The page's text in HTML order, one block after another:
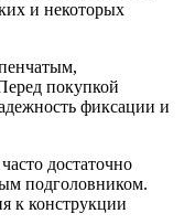
и некоторых
покупкой
фиксации и
достаточно
подголовником.
к конструкции